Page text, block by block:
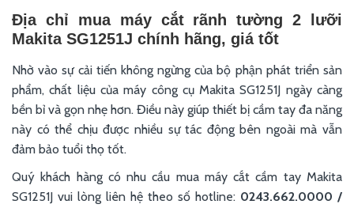
Địa chỉ mua máy cắt rãnh tường 2 lưỡi
Makita SG1251J chính hãng, giá tốt
Nhờ vào sự cải tiến không ngừng của bộ phận phát triển sản
phẩm, chất liệu của máy công cụ Makita SG1251J ngày càng
bền bỉ và gọn nhẹ hơn. Điều này giúp thiết bị cầm tay đa năng
này có thể chịu được nhiều sự tác động bên ngoài mà vẫn
đảm bảo tuổi thọ tốt.
Quý khách hàng có nhu cầu mua máy cắt cầm tay Makita
SG1251J vui lòng liên hệ theo số hotline: 0243.662.0000 /